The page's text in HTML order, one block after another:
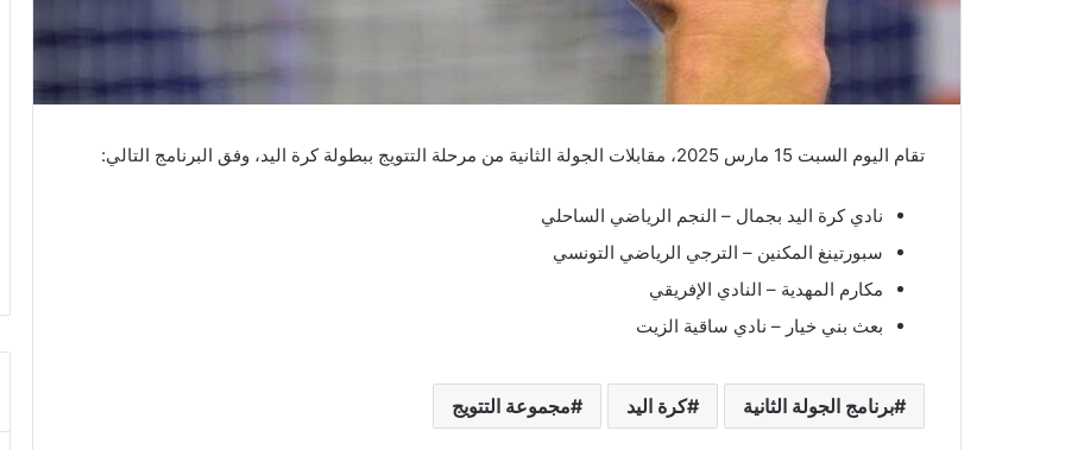
تقام اليوم السبت 15 مارس 2025، مقابلات الجولة الثانية من مرحلة التتويج ببطولة كرة اليد، وفق البرنامج التالي:
نادي كرة اليد بجمال – النجم الرياضي الساحلي
سبورتينغ المكنين – الترجي الرياضي التونسي
مكارم المهدية – النادي الإفريقي
بعث بني خيار – نادي ساقية الزيت
برنامج الجولة الثانية كرة اليد مجموعة التتويج